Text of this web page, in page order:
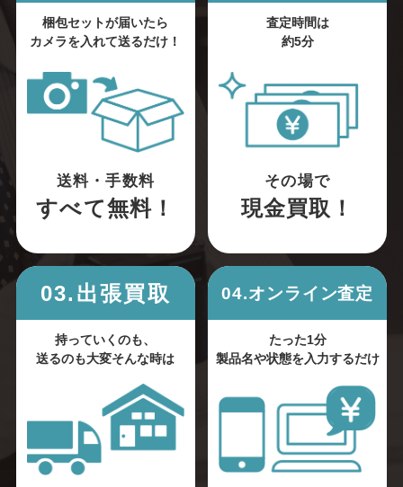
梱包セットが届いたら
カメラを入れて送るだけ！
送料・手数料
すべて無料！
査定時間は
約5分
その場で
現金買取！
03.出張買取
持っていくのも、
送るのも大変そんな時は
04.オンライン査定
たった1分
製品名や状態を入力するだけ